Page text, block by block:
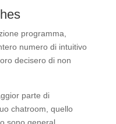
programma,
numero di intuitivo
decisero di non
parte di
chatroom, quello